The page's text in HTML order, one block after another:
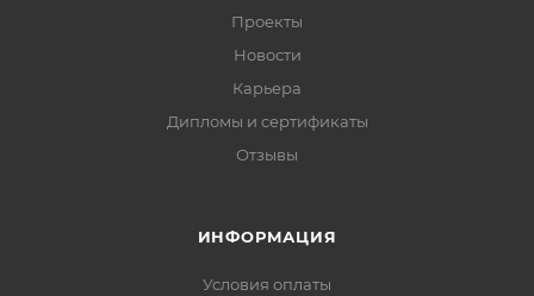
Проекты
Новости
Карьера
Дипломы и сертификаты
Отзывы
ИНФОРМАЦИЯ
Условия оплаты